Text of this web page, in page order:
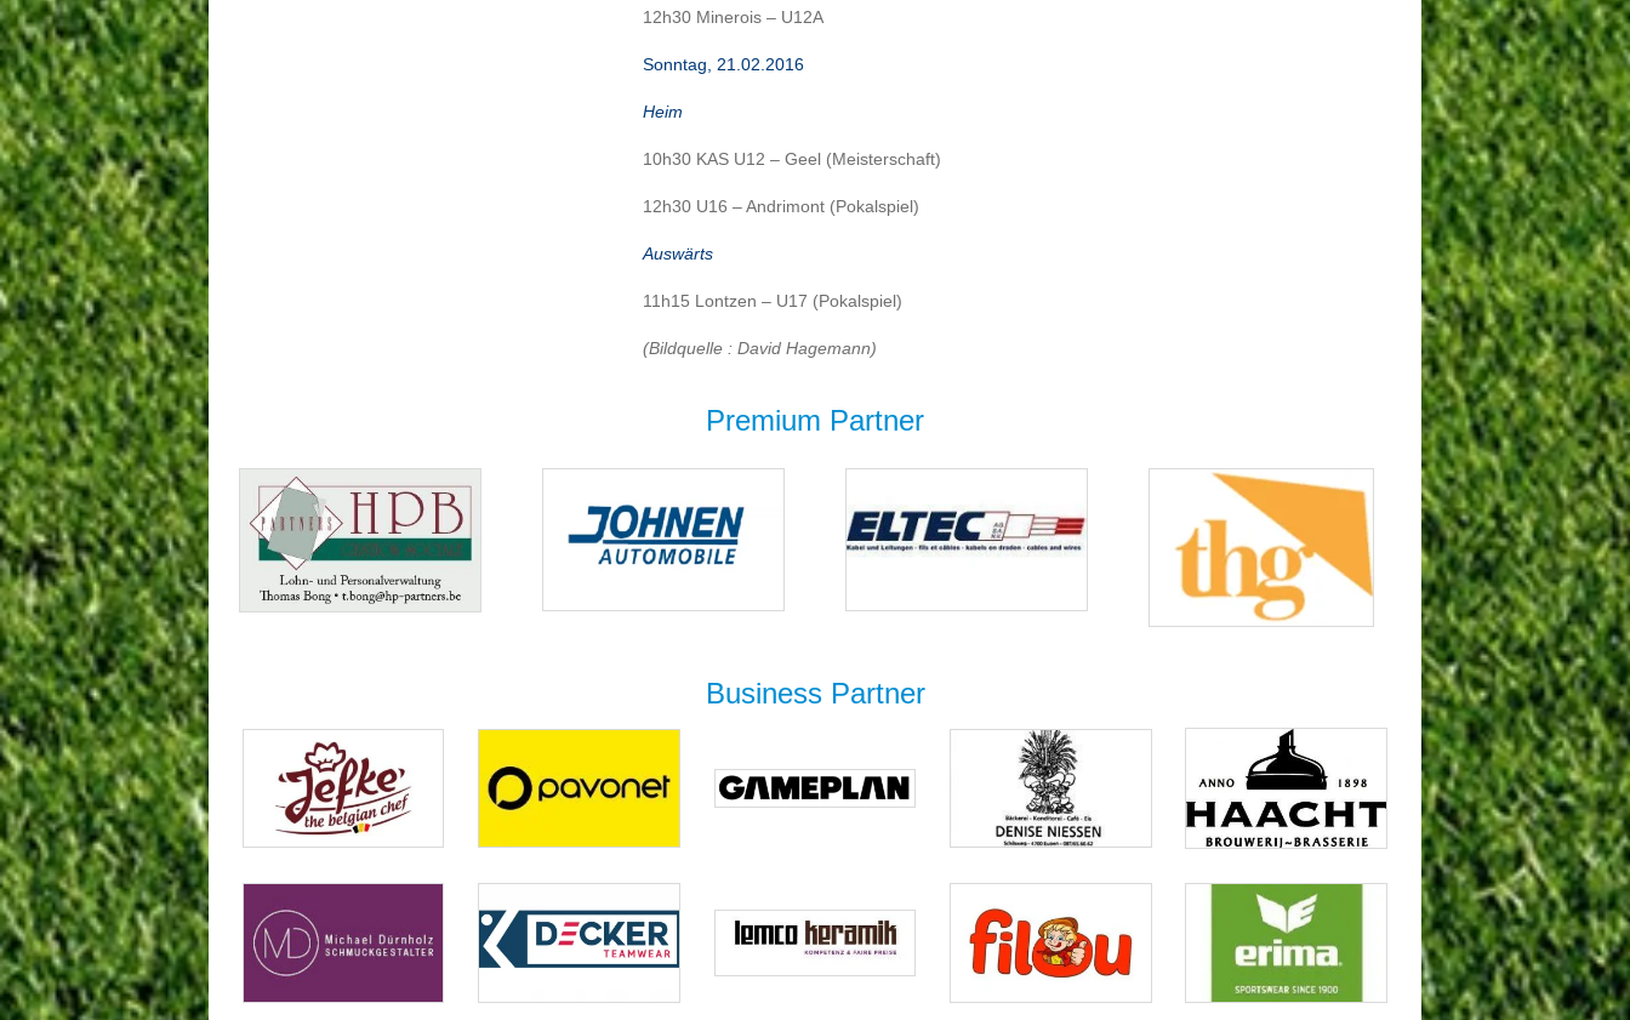
12h30 Minerois – U12A
Sonntag, 21 .02.2016
Heim
10h30 KAS U12 – Geel (Meisterschaft)
12h30 U16 – Andrimont (Pokalspiel)
Auswärts
11h15 Lontzen – U17 (Pokalspiel)
(Bildquelle : David Hagemann)
Premium Partner
Business Partner